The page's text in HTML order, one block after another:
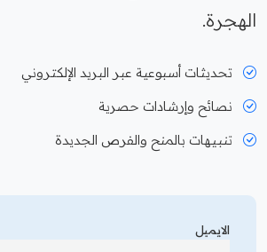
الهجرة.
تحديثات أسبوعية عبر البريد الإلكتروني
نصائح وإرشادات حصرية
تنبيهات بالمنح والفرص الجديدة
الايميل